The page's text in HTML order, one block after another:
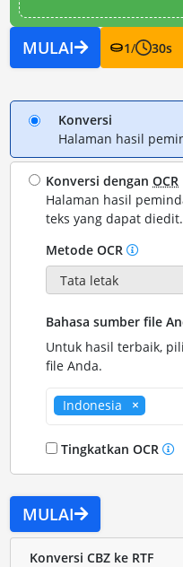
MULAI 1/ 30s
Konversi
Halaman hasil
Konversi denganOCR
Halaman hasil
teks yang dapat
Metode OCR
Bahasa sumber file
Untuk hasil terbaik,
file Anda.
Indonesia
Tingkatkan OCR
MULAI
Konversi CBZ ke RTF